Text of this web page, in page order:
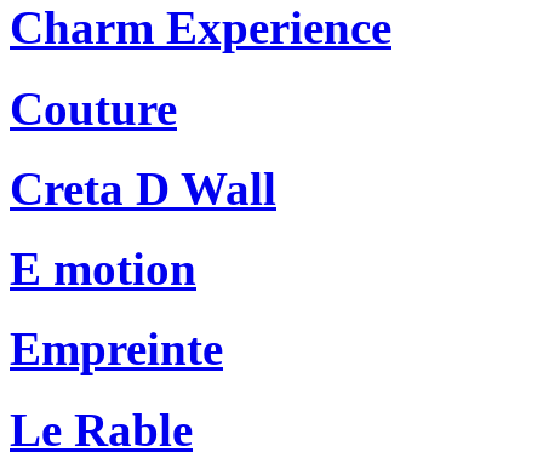
Charm Experience
Couture
Creta D Wall
E motion
Empreinte
Le Rable